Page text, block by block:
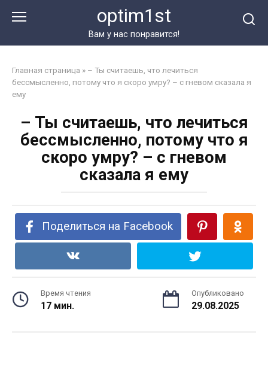
optim1st
Вам у нас понравится!
Главная страница » – Ты считаешь, что лечиться
бессмысленно, потому что я скоро умру? – с гневом сказала я
ему
– Ты считаешь, что лечиться
бессмысленно, потому что я
скоро умру? – с гневом
сказала я ему
Поделиться на Facebook
Время чтения
17 мин.
Опубликовано
29.08.2025